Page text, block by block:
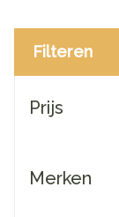
Filteren
Prijs
Merken